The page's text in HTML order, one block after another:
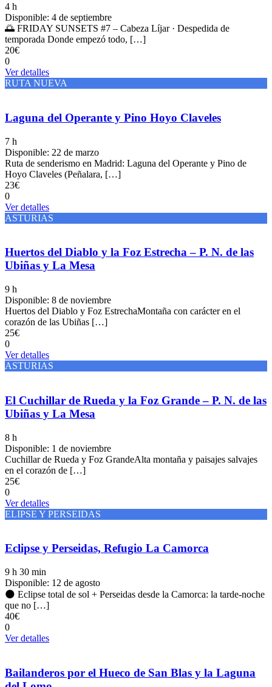
4 h
Disponible: 4 de septiembre
🌅 FRIDAY SUNSETS #7 – Cabeza Líjar · Despedida de
temporada Donde empezó todo, […]
20€
0
Ver detalles
RUTA NUEVA
Laguna del Operante y Pino Hoyo Claveles
7 h
Disponible: 22 de marzo
Ruta de senderismo en Madrid: Laguna del Operante y Pino de
Hoyo Claveles (Peñalara, […]
23€
0
Ver detalles
ASTURIAS
Huertos del Diablo y la Foz Estrecha – P. N. de las
Ubiñas y La Mesa
9 h
Disponible: 8 de noviembre
Huertos del Diablo y Foz EstrechaMontaña con carácter en el
corazón de las Ubiñas […]
25€
0
Ver detalles
ASTURIAS
El Cuchillar de Rueda y la Foz Grande – P. N. de las
Ubiñas y La Mesa
8 h
Disponible: 1 de noviembre
Cuchillar de Rueda y Foz GrandeAlta montaña y paisajes salvajes
en el corazón de […]
25€
0
Ver detalles
ELIPSE Y PERSEIDAS
Eclipse y Perseidas, Refugio La Camorca
9 h 30 min
Disponible: 12 de agosto
🌑 Eclipse total de sol + Perseidas desde la Camorca: la tarde-noche
que no […]
40€
0
Ver detalles
Bailanderos por el Hueco de San Blas y la Laguna